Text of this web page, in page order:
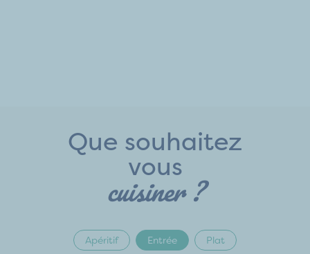
Que souhaitez
vous
cuisiner ?
Apéritif Entrée Plat